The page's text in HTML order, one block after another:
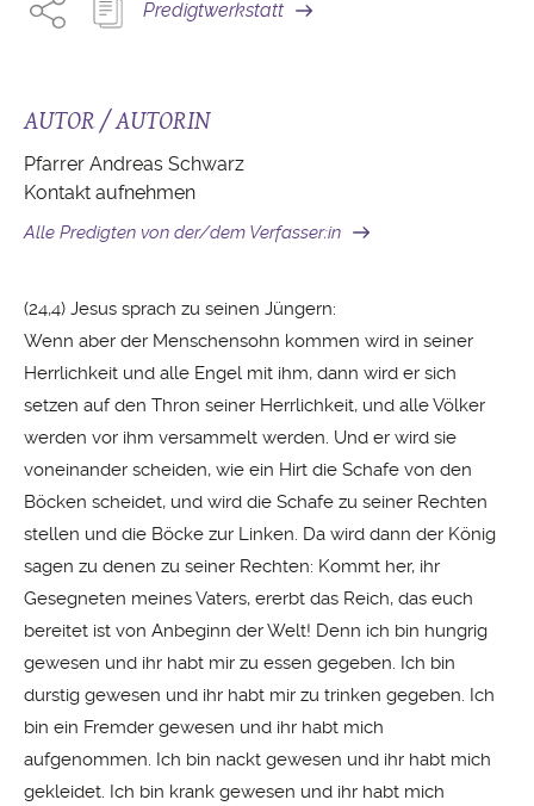
Predigtwerkstatt
AUTOR / AUTORIN
Pfarrer Andreas Schwarz
Kontakt aufnehmen
Alle Predigten von der/dem Verfasser:in
(24,4) Jesus sprach zu seinen Jüngern:
Wenn aber der Menschensohn kommen wird in seiner
Herrlichkeit und alle Engel mit ihm, dann wird er sich
setzen auf den Thron seiner Herrlichkeit, und alle Völker
werden vor ihm versammelt werden. Und er wird sie
voneinander scheiden, wie ein Hirt die Schafe von den
Böcken scheidet, und wird die Schafe zu seiner Rechten
stellen und die Böcke zur Linken. Da wird dann der König
sagen zu denen zu seiner Rechten: Kommt her, ihr
Gesegneten meines Vaters, ererbt das Reich, das euch
bereitet ist von Anbeginn der Welt! Denn ich bin hungrig
gewesen und ihr habt mir zu essen gegeben. Ich bin
durstig gewesen und ihr habt mir zu trinken gegeben. Ich
bin ein Fremder gewesen und ihr habt mich
aufgenommen. Ich bin nackt gewesen und ihr habt mich
gekleidet. Ich bin krank gewesen und ihr habt mich